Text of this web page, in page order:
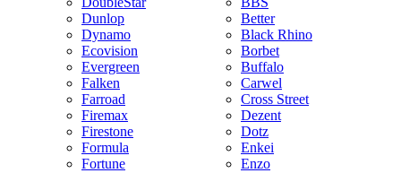
Dunlop
Dynamo
Ecovision
Evergreen
Falken
Farroad
Firemax
Firestone
Formula
Fortune
Better
Black Rhino
Borbet
Buffalo
Carwel
Cross Street
Dezent
Dotz
Enkei
Enzo